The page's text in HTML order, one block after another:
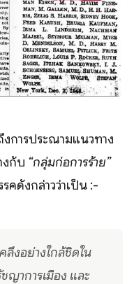
การประณามแนวทาง
กับ “กลุ่มก่อการร้าย”
คดังกล่าวว่าเป็น :-
ลึงอย่างใกล้ชิดใน
ญาการเมือง และ